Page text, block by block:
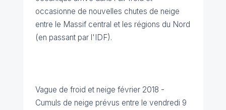
occasionne de nouvelles chutes de neige
entre le Massif central et les régions du Nord
(en passant par l'IDF).
Vague de froid et neige février 2018 -
Cumuls de neige prévus entre le vendredi 9